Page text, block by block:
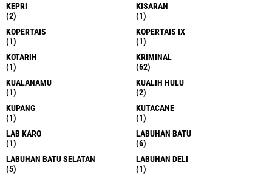
KEPRI
(2)
KISARAN
(1)
KOPERTAIS
(1)
KOPERTAIS IX
(1)
KOTARIH
(1)
KRIMINAL
(62)
KUALANAMU
(1)
KUALIH HULU
(2)
KUPANG
(1)
KUTACANE
(1)
LAB KARO
(1)
LABUHAN BATU
(6)
LABUHAN BATU SELATAN
(5)
LABUHAN DELI
(1)